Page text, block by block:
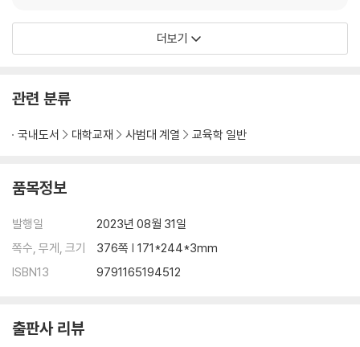
제8장 생활적응 교육을 위한 교육과정 재구성 137
등장 배경 138
주요 학자 및 이론 139
의의 및 한계 141
제2절 교육과정 재구성 방향 142
수업 방향과 원리 143
제3절 교육과정 재구성 사례 147
제1절 기본 관점 155
주요 학자 및 이론 159
의의 및 한계 162
더보기
관련 분류
국내도서 대학교재 사범대 계열 교육학 일반
품목정보
발행일
2023년 08월 31일
쪽수, 무게, 크기
376쪽 | 171*244*3mm
ISBN13
9791165194512
출판사 리뷰